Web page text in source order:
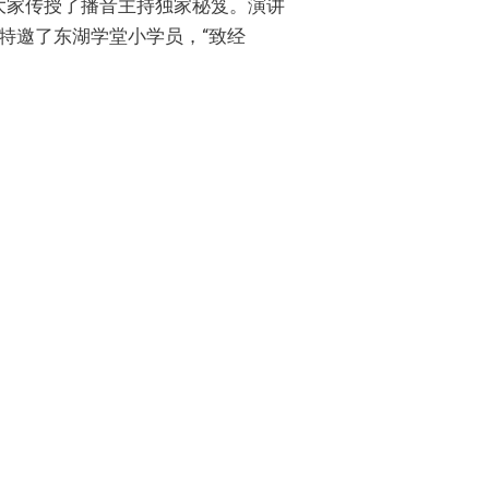
传授了播音主持独家秘笈。演讲
邀了东湖学堂小学员，“致经